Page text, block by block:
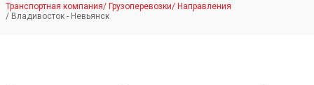
Транспортная компания/ Грузоперевозки/ Направления
/ Владивосток - Невьянск